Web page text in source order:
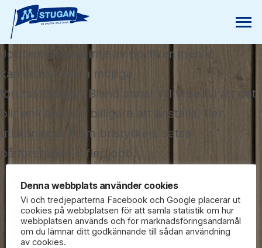
Jobben skapas inte av politiker men vi
kan skapa bästa möjliga
förutsättningar! Bland annat vill vi se till att det
blir enklare och billigare att anställa, fler
utbildningar inom bristyrken, satsa
på företagen = fler jobb.
Denna webbplats använder cookies
Vi och tredjeparterna Facebook och Google placerar ut
cookies på webbplatsen för att samla statistik om hur
webbplatsen används och för marknadsföringsändamål
om du lämnar ditt godkännande till sådan användning
av cookies.